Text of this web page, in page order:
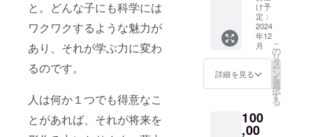
と。どんな子にも科学には
ワクワクするような魅力が
あり、それが学ぶ力に変わ
るのです。
人は何か１つでも得意なこ
とがあれば、それが将来を
Mサイ
ズ 肩
幅40/胸
囲104/
着丈
100/袖
丈55 L
サイ
幅41/胸
囲108/
らの動
画で解
説して
います
→https:
be/Yxu
yg6uaU
=share
d
Mサイ
ズ 肩
幅45/胸
囲116/
着丈
108/袖
丈57.5
囲120/
着丈
トに！
引っ張
ると元
素周期
表と科
学年表
が飛び
ルボー
ルペン
科学者
達の紹
介とプ
レゼン
トした
子供の
名前が
書ける
す。将
来偉大
け予
定：
2024
年12
月
詳細を見る
こ
の
リ
タ
ー
ン
を
選
択
す
る
100
,00